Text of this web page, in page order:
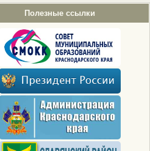
Полезные ссылки